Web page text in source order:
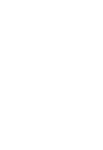
DE NMBS